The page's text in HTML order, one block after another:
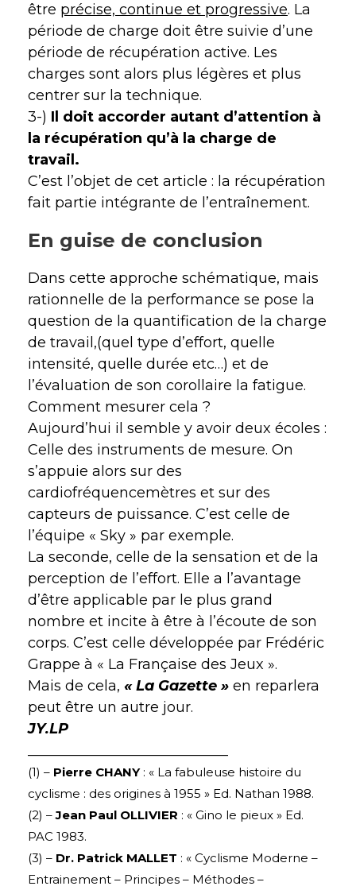
être précise, continue et progressive. La
période de charge doit être suivie d’une
période de récupération active. Les
charges sont alors plus légères et plus
centrer sur la technique.
3-) Il doit accorder autant d’attention à
la récupération qu’à la charge de
travail.
C’est l’objet de cet article : la récupération
fait partie intégrante de l’entraînement.
En guise de conclusion
Dans cette approche schématique, mais
rationnelle de la performance se pose la
question de la quantification de la charge
de travail,(quel type d’effort, quelle
intensité, quelle durée etc…) et de
l’évaluation de son corollaire la fatigue.
Comment mesurer cela ?
Aujourd’hui il semble y avoir deux écoles :
Celle des instruments de mesure. On
s’appuie alors sur des
cardiofréquencemètres et sur des
capteurs de puissance. C’est celle de
l’équipe « Sky » par exemple.
La seconde, celle de la sensation et de la
perception de l’effort. Elle a l’avantage
d’être applicable par le plus grand
nombre et incite à être à l’écoute de son
corps. C’est celle développée par Frédéric
Grappe à « La Française des Jeux ».
Mais de cela, « La Gazette » en reparlera
peut être un autre jour.
JY.LP
(1) – Pierre CHANY: « La fabuleuse histoire du
cyclisme : des origines à 1955 » Ed. Nathan 1988.
(2) –Jean Paul OLLIVIER : « Gino le pieux » Ed.
PAC 1983.
(3) – Dr. Patrick MALLET : « Cyclisme Moderne –
Entrainement – Principes – Méthodes –